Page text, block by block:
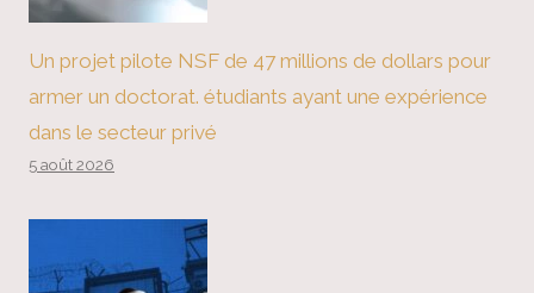
Un projet pilote NSF de 47 millions de dollars pour
armer un doctorat. étudiants ayant une expérience
dans le secteur privé
5 août 2026